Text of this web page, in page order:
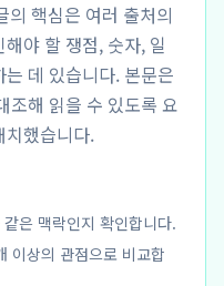
핵심은 여러 출처의
야 할 쟁점, 숫자, 일
데 있습니다. 본문은
조해 읽을 수 있도록 요
치했습니다.
은 맥락인지 확인합니다.
이상의 관점으로 비교합